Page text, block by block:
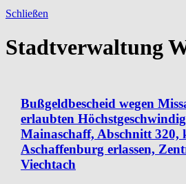
Schließen
Stadtverwaltung
Bußgeldbescheid wegen
erlaubten
Mainaschaff, Abschnitt 320,
Aschaffenburg erlassen,
Viechtach